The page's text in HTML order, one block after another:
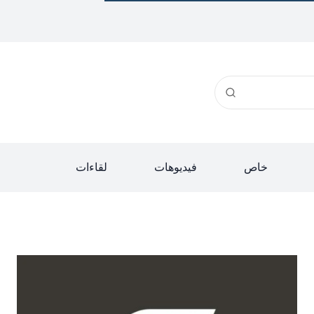
خاص فيديوهات لقاءات